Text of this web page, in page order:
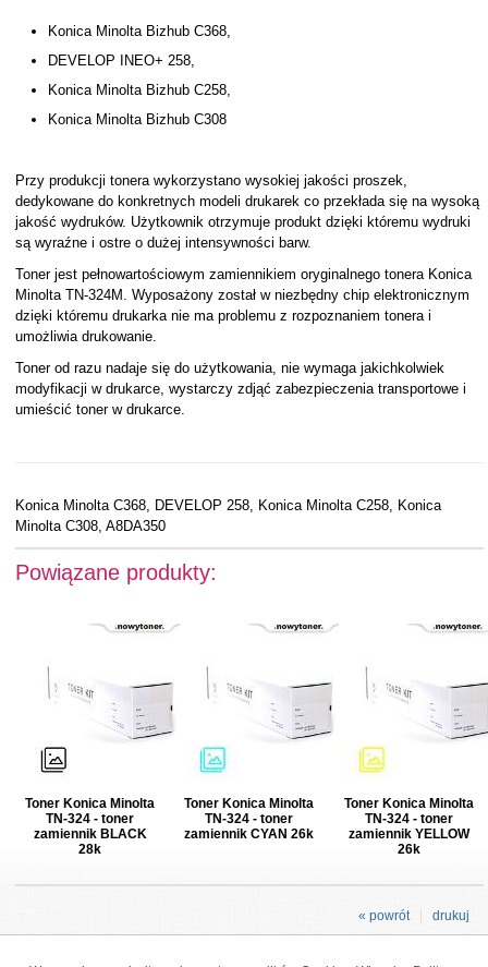
Konica Minolta Bizhub C368,
DEVELOP INEO+ 258,
Konica Minolta Bizhub C258,
Konica Minolta Bizhub C308
Przy produkcji tonera wykorzystano wysokiej jakości proszek,
dedykowane do konkretnych modeli drukarek co przekłada się na wysoką
jakość wydruków. Użytkownik otrzymuje produkt dzięki któremu wydruki
są wyraźne i ostre o dużej intensywności barw.
Toner jest pełnowartościowym zamiennikiem oryginalnego tonera Konica
Minolta TN-324M. Wyposażony został w niezbędny chip elektronicznym
dzięki któremu drukarka nie ma problemu z rozpoznaniem tonera i
umożliwia drukowanie.
Toner od razu nadaje się do użytkowania, nie wymaga jakichkolwiek
modyfikacji w drukarce, wystarczy zdjąć zabezpieczenia transportowe i
umieścić toner w drukarce.
Konica Minolta C368, DEVELOP 258, Konica Minolta C258, Konica
Minolta C308, A8DA350
Powiązane produkty:
Toner Konica Minolta
TN-324 - toner
zamiennik BLACK
28k
Toner Konica Minolta
TN-324 - toner
zamiennik CYAN 26k
Toner Konica Minolta
TN-324 - toner
zamiennik YELLOW
26k
drukuj
« powrót